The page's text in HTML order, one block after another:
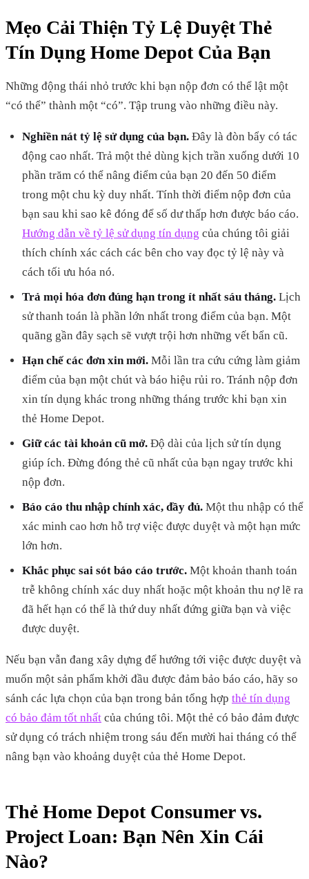
Mẹo Cải Thiện Tỷ Lệ Duyệt Thẻ
Tín Dụng Home Depot Của Bạn
Những động thái nhỏ trước khi bạn nộp đơn có thể lật một
“có thể” thành một “có”. Tập trung vào những điều này.
Nghiền nát tỷ lệ sử dụng của bạn. Đây là đòn bẩy có tác
động cao nhất. Trả một thẻ dùng kịch trần xuống dưới 10
phần trăm có thể nâng điểm của bạn 20 đến 50 điểm
trong một chu kỳ duy nhất. Tính thời điểm nộp đơn của
bạn sau khi sao kê đóng để số dư thấp hơn được báo cáo.
Hướng dẫn về tỷ lệ sử dụng tín dụng của chúng tôi giải
thích chính xác cách các bên cho vay đọc tỷ lệ này và
cách tối ưu hóa nó.
Trả mọi hóa đơn đúng hạn trong ít nhất sáu tháng. Lịch
sử thanh toán là phần lớn nhất trong điểm của bạn. Một
quãng gần đây sạch sẽ vượt trội hơn những vết bẩn cũ.
Hạn chế các đơn xin mới. Mỗi lần tra cứu cứng làm giảm
điểm của bạn một chút và báo hiệu rủi ro. Tránh nộp đơn
xin tín dụng khác trong những tháng trước khi bạn xin
thẻ Home Depot.
Giữ các tài khoản cũ mở. Độ dài của lịch sử tín dụng
giúp ích. Đừng đóng thẻ cũ nhất của bạn ngay trước khi
nộp đơn.
Báo cáo thu nhập chính xác, đầy đủ. Một thu nhập có thể
xác minh cao hơn hỗ trợ việc được duyệt và một hạn mức
lớn hơn.
Khắc phục sai sót báo cáo trước. Một khoản thanh toán
trễ không chính xác duy nhất hoặc một khoản thu nợ lẽ ra
đã hết hạn có thể là thứ duy nhất đứng giữa bạn và việc
được duyệt.
Nếu bạn vẫn đang xây dựng để hướng tới việc được duyệt và
muốn một sản phẩm khởi đầu được đảm bảo báo cáo, hãy so
sánh các lựa chọn của bạn trong bản tổng hợp thẻ tín dụng
có bảo đảm tốt nhất của chúng tôi. Một thẻ có bảo đảm được
sử dụng có trách nhiệm trong sáu đến mười hai tháng có thể
nâng bạn vào khoảng duyệt của thẻ Home Depot.
Thẻ Home Depot Consumer vs.
Project Loan: Bạn Nên Xin Cái
Nào?